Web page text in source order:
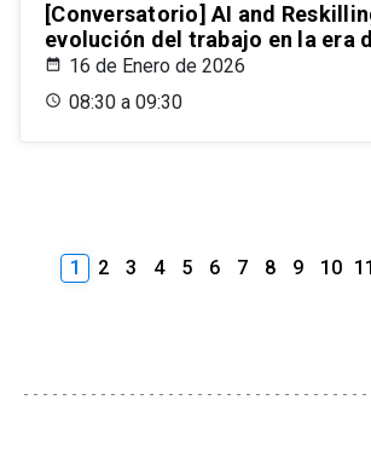
[Conversatorio] AI and
evolución del trabajo en la era
16 de Enero de 2026
08:30 a 09:30
1 2 3 4 5 6 7 8 9 10 11